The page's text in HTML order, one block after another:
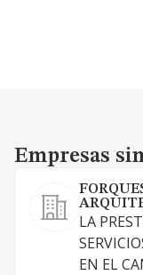
Empresas similares
Empresas
LA
EN EL